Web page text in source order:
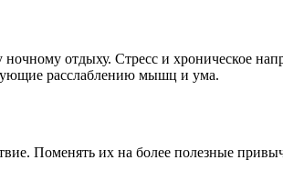
отдыху. Стресс и хроническое
расслаблению мышц и ума.
Поменять их на более полезные